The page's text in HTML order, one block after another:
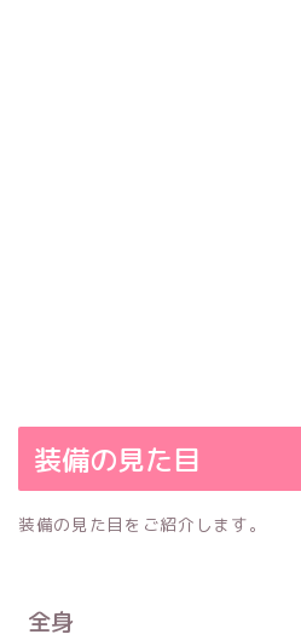
装備の見た目
装備の見た目をご紹介します。
全身